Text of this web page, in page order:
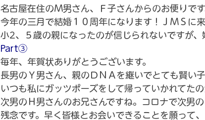
名古屋在住のＭ男さん、Ｆ子さんからのお便りです
今年の三月で結婚１０周年になります！ＪＭＳに
小2、５歳の親になったのが信じられないですが、
Part③
毎年、年賀状ありがとうございます。
長男のＹ男さん、親のＤＮＡを継いでとても賢い子
いつも私にガッツポーズをして帰っていかれてたの
次男のＨ男さんのお兄さんですね。コロナで次男
残念です。早く皆様とお会いできることを願って、